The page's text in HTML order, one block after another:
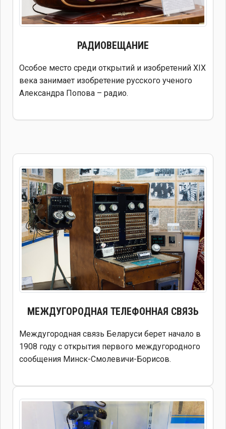
РАДИОВЕЩАНИЕ
Особое место среди открытий и изобретений XIX
века занимает изобретение русского ученого
Александра Попова – радио.
МЕЖДУГОРОДНАЯ ТЕЛЕФОННАЯ СВЯЗЬ
Междугородная связь Беларуси берет начало в
1908 году с открытия первого междугородного
сообщения Минск-Смолевичи-Борисов.